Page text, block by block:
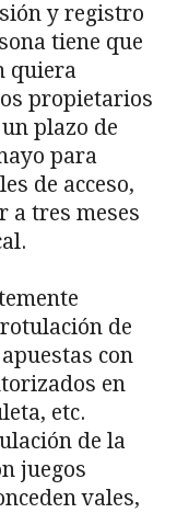
y registro
tiene que
quiera
propietarios
plazo de
para
de acceso,
a tres meses
de
con
en
etc.
de la
juegos
vales,